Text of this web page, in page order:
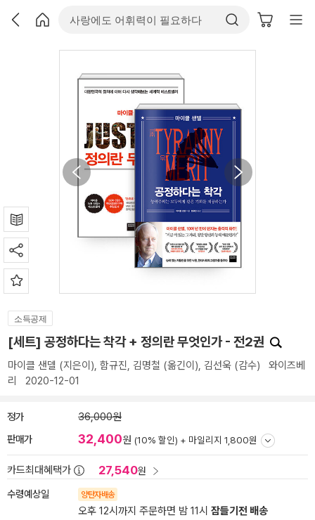
소득공제
[세트] 공정하다는 착각 + 정의란 무엇인가 - 전2권
마이클 샌델 (지은이), 함규진, 김명철 (옮긴이), 김선욱 (감수) 와이즈베
리
2020-12-01
정가 36,000원
판매가 32,400원 (10% 할인) + 마일리지 1,800원
카드최대혜택가 27,540원
수령예상일 양탄자배송
오후 12시까지 주문하면 밤 11시 잠들기전 배송